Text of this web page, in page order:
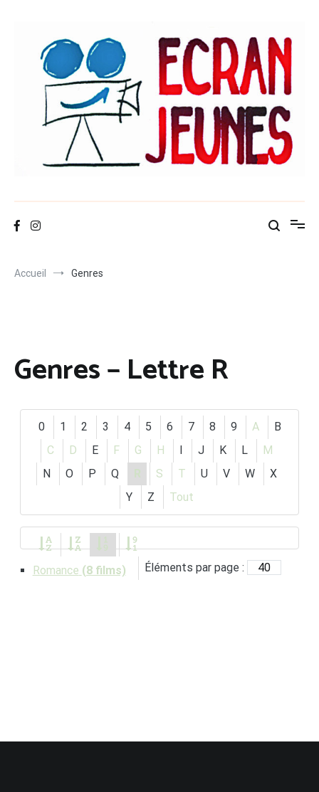
Ecran-jeunes
Accueil Genres
Genres − Lettre R
0 1 2 3 4 5 6 7 8 9 A
B
C
D E F G H J K L
M
N
O P Q S T U V W
X
Y
Z Tout
Éléments par page :
Romance (8 films)